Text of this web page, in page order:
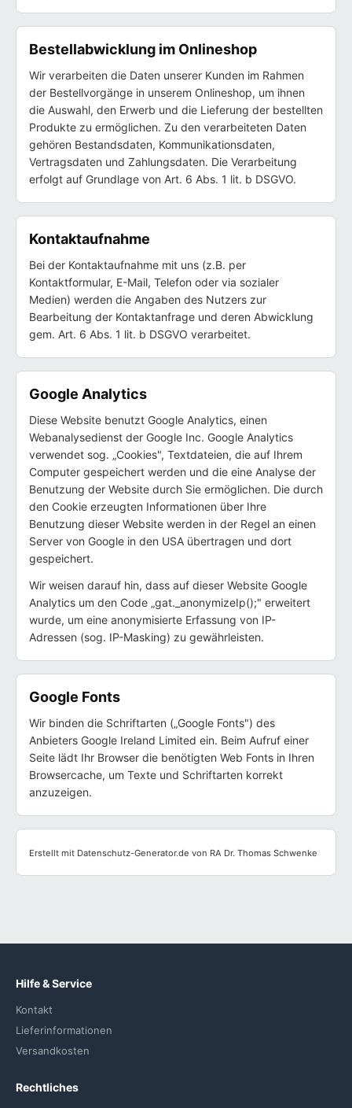
Bestellabwicklung im Onlineshop
Wir verarbeiten die Daten unserer Kunden im Rahmen
der Bestellvorgänge in unserem Onlineshop, um ihnen
die Auswahl, den Erwerb und die Lieferung der bestellten
Produkte zu ermöglichen. Zu den verarbeiteten Daten
gehören Bestandsdaten, Kommunikationsdaten,
Vertragsdaten und Zahlungsdaten. Die Verarbeitung
erfolgt auf Grundlage von Art. 6 Abs. 1 lit. b DSGVO.
Kontaktaufnahme
Bei der Kontaktaufnahme mit uns (z.B. per
Kontaktformular, E-Mail, Telefon oder via sozialer
Medien) werden die Angaben des Nutzers zur
Bearbeitung der Kontaktanfrage und deren Abwicklung
gem. Art. 6 Abs. 1 lit. b DSGVO verarbeitet.
Google Analytics
Diese Website benutzt Google Analytics, einen
Webanalysedienst der Google Inc. Google Analytics
verwendet sog. „Cookies", Textdateien, die auf Ihrem
Computer gespeichert werden und die eine Analyse der
Benutzung der Website durch Sie ermöglichen. Die durch
den Cookie erzeugten Informationen über Ihre
Benutzung dieser Website werden in der Regel an einen
Server von Google in den USA übertragen und dort
gespeichert.
Wir weisen darauf hin, dass auf dieser Website Google
Analytics um den Code „gat._anonymizeIp();" erweitert
wurde, um eine anonymisierte Erfassung von IP-
Adressen (sog. IP-Masking) zu gewährleisten.
Google Fonts
Wir binden die Schriftarten („Google Fonts") des
Anbieters Google Ireland Limited ein. Beim Aufruf einer
Seite lädt Ihr Browser die benötigten Web Fonts in Ihren
Browsercache, um Texte und Schriftarten korrekt
anzuzeigen.
Erstellt mit Datenschutz-Generator.de von RA Dr. Thomas Schwenke
Hilfe & Service
Kontakt
Lieferinformationen
Versandkosten
Rechtliches